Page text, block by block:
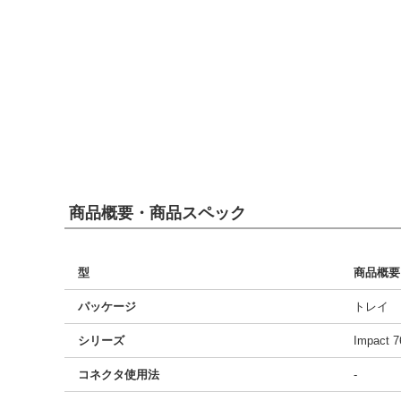
商品概要・商品スペック
型 商品概要
パッケージ トレイ
シリーズ Impact
コネクタ使用法 -